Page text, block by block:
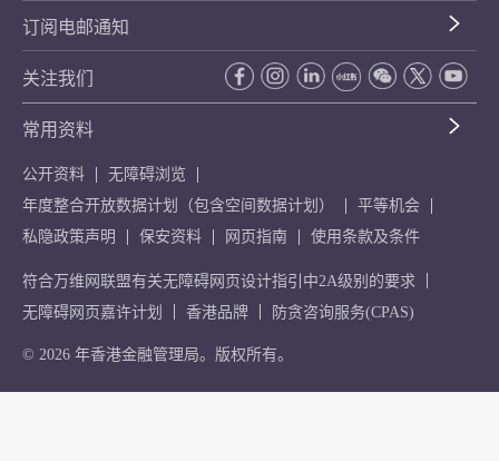
订阅电邮通知
关注我们
常用资料
公开资料
无障碍浏览
年度整合开放数据计划（包含空间数据计划）
平等机会
私隐政策声明
保安资料 网页指南 使用条款及条件
符合万维网联盟有关无障碍网页设计指引中2A级别的要求
无障碍网页嘉许计划
香港品牌 防贪咨询服务(CPAS)
© 2026 年香港金融管理局。版权所有。